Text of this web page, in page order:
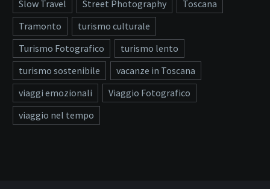
Slow Travel
Street Photography
Toscana
Tramonto
turismo culturale
Turismo Fotografico
turismo lento
turismo sostenibile
vacanze in Toscana
viaggi emozionali
Viaggio Fotografico
viaggio nel tempo